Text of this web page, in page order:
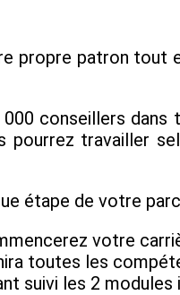
propre patron tout
conseillers dans
pourrez travailler
étape de votre
votre
toutes les
suivi les 2